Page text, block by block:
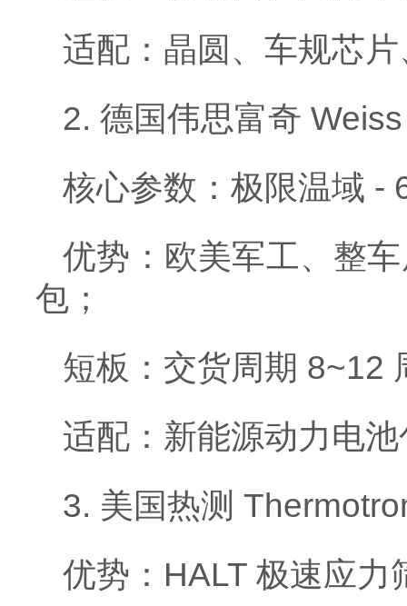
适配：晶圆、车规芯
2. 德国伟思富奇
核心参数：极限温域 -
优势：欧美军工、整
包；
短板：交货周期 8~12
适配：新能源动力电
3. 美国热测
优势：HALT 极速应